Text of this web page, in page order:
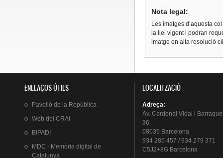
Nota legal:
Les imatges d’aquesta
la llei vigent i podran
imatge en alta resolució
ENLLAÇOS ÚTILS
Pavelló de la República
Web del CRAI
BIPADI
MDC - Memòria digital de
Catalunya
LOCALITZACIÓ
Adreça:
Av. Cardenal Vidal i
36
08035 Barcelona
934 285 457 / 934 279 371
C5J2+8G Barcelona